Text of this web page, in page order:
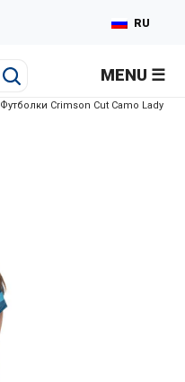
EN
DE
RU
MENU
Футболки Crimson Cut Camo Lady